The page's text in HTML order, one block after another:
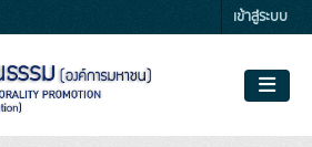
เข้าสู่ระบบ